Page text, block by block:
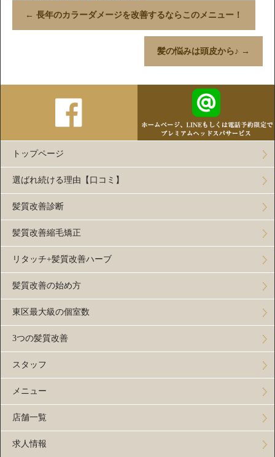
← 長年のカラーダメージを改善するならこのメニュー！
髪の悩みは頭皮から♪ →
トップページ
選ばれ続ける理由【口コミ】
髪質改善診断
髪質改善縮毛矯正
リタッチ+髪質改善ハーブ
髪質改善の始め方
東区最大級の個室数
3つの髪質改善
スタッフ
メニュー
店舗一覧
求人情報